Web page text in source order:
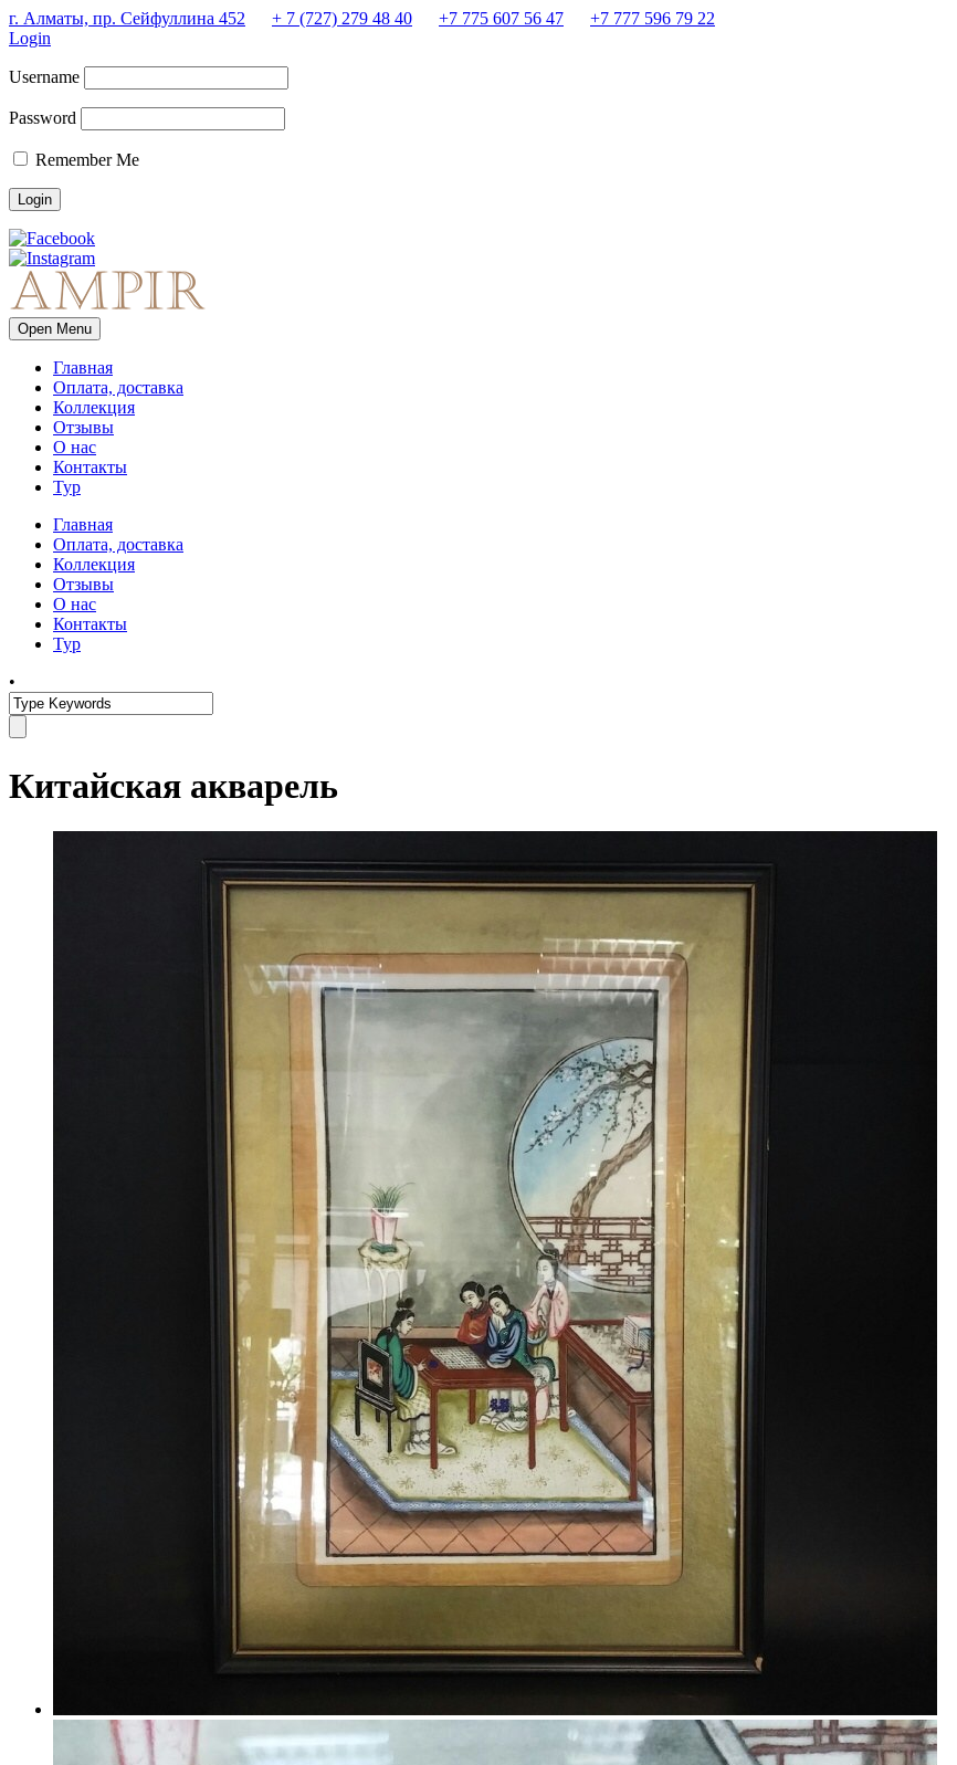
г. Алматы, пр. Сейфуллина 452 + 7 (727) 279 48 40 +7 775 607 56 47
+7 777 596 79 22
Login
Username
Password
Remember Me
Open Menu
Главная
Оплата, доставка
Коллекция
Отзывы
О нас
Контакты
Тур
Главная
Оплата, доставка
Коллекция
Отзывы
О нас
Контакты
Тур
•
Китайская акварель